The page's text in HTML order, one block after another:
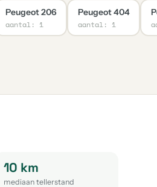
Peugeot 206
aantal: 1
Peugeot 404
aantal: 1
10 km
mediaan tellerstand